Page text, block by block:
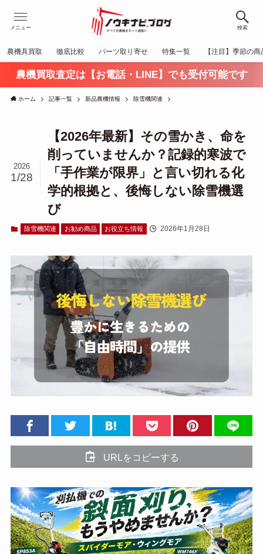
検索
メニュー
農機具買取 徹底比較 パーツ取り寄せ 特集一覧 【注目】季節の商
農機買取査定は【お電話・LINE】でも受付可能です
ホーム 記事一覧 新品農機情報 除雪機関連
【2026年最新】その雪かき、命を
削っていませんか？記録的寒波で
「手作業が限界」と言い切れる化
学的根拠と、後悔しない除雪機選
び
2026
1/28
除雪機関連 お勧め商品 お役立ち情報 2026年1月28日
URLをコピーする